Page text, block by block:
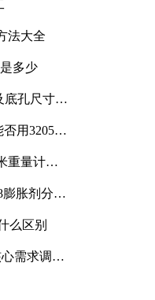
法大全
多少
底孔尺寸详
用3205或
重量计算
膨胀剂分别
么区别
需求调研